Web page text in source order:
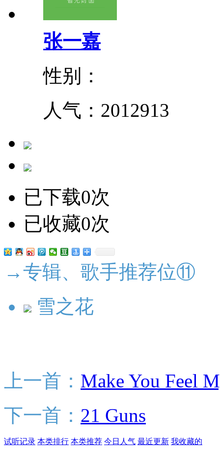
张一嘉
性别：
人气： 2012913
已下载0次
已收藏0次
→专辑、歌手推荐位⑪
雪之花
上一首： Make You Feel
下一首： 21 Guns
试听记录 本类排行 本类推荐 今日人气 最近更新 我收藏的